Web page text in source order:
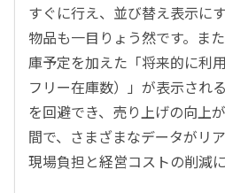
すぐに行え、並び替え表示に
物品も一目りょう然です。ま
庫予定を加えた「将来的に利
フリー在庫数）」が表示され
を回避でき、売り上げの向上
間で、さまざまなデータがリ
現場負担と経営コストの削減に